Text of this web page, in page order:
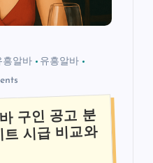
흥알바
유흥알바
구인 공고 분
시급 비교와